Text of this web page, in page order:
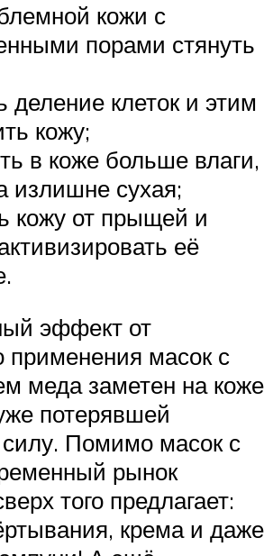
кожи с
порами стянуть
деление клеток и этим
кожу;
в коже больше влаги,
излишне сухая;
кожу от прыщей и
её
эффект от
применения масок с
меда заметен на коже
потерявшей
Помимо масок с
рынок
того предлагает:
крема и даже